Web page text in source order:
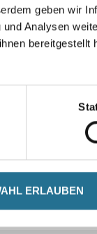
geben wir
Analysen
ERLAUBEN